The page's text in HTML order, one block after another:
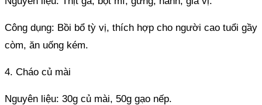
Công dụng: Bồi bổ tỳ vị, thích hợp cho người cao tuổi gầy
còm, ăn uống kém.
4. Cháo củ mài
Nguyên liệu: 30g củ mài, 50g gạo nếp.